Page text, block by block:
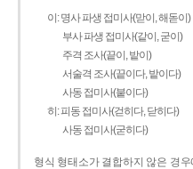
이: 명사 파생 접미사(맏이, 해돋이)
부사 파생 접미사(같이, 굳이)
주격 조사(끝이, 밭이)
서술격 조사(끝이다, 밭이다)
사동 접미사(붙이다)
히: 피동 접미사(걷히다, 닫히다)
사동 접미사(굳히다)
형식 형태소가 결합하지 않은 경